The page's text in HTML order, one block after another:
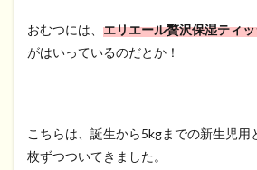
おむつには、 エリエール贅沢保湿ティ
がはいっているのだとか！
こちらは、誕生から5kgまでの新生児用
枚ずつついてきました。